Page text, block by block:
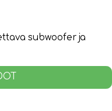
subwoofer ja